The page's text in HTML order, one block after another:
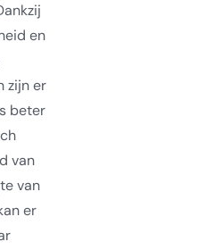
en
zijn er
beter
van
van
er